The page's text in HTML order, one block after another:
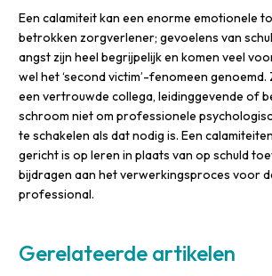
Een calamiteit kan een enorme emotionele
betrokken zorgverlener; gevoelens van
angst zijn heel begrijpelijk en komen veel
wel het ‘second victim’-fenomeen
een vertrouwde collega, leidinggevende of
schroom niet om professionele
te schakelen als dat nodig is. Een
gericht is op leren in plaats van op schuld
bijdragen aan het verwerkingsproces voor
professional.
Gerelateerde artikelen